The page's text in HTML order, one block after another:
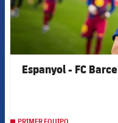
Espanyol - FC